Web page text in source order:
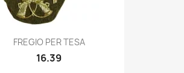
Quick view
FREGIO PER TESA
16.39